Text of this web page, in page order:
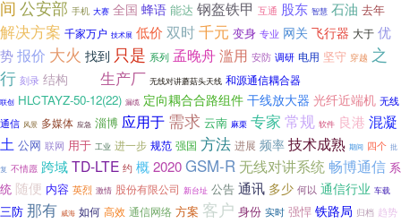
间 公安部 手机 大赛 全国 蜂语 能达 钢盔铁甲 互通 股东 智慧 石油 去年
解决方案 千家万户 技术展 低价 双时千元 变身 专业 网关 飞行器 大于 优
势报价 大火 找到 只是 系列 孟晚舟滥用 安防 调研 电用 坚守 穿越 之
行 刻录 结构 生产厂 无线对讲蘑菇头天线 和源通信耦合器
联创 HLCTAYZ-50-12(22) 漏缆 定向耦合合路组件 干线放大器 光纤近端机 无线
通信 风景 多媒体 应急 淄博 应用于 需求 云南 麻栗 专家 常规 软件 良港 混凝
土 公网 联网 用于 工业 进一步 规范 强国 方法 进展 频率 技术成熟 期间 四个 批
复 不情愿 跨域TD-LTE 约 概2020GSM-R 无线对讲系统 畅博通信 系
统 随便 内容 英烈 激情 股份有限公司 新台址 公告 通讯 多少 何以 通信行业 车载
三防 那有 威海 如何 高效 通信网络 方案 客户 身份 实时 强悍 铁路局 归档 趋势